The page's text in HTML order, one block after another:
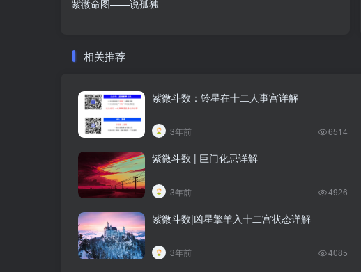
紫微命图——说孤独
相关推荐
紫微斗数：铃星在十二人事宫详解
3年前 6514
紫微斗数 | 巨门化忌详解
3年前 4926
紫微斗数|凶星擎羊入十二宫状态详解​
3年前 4085